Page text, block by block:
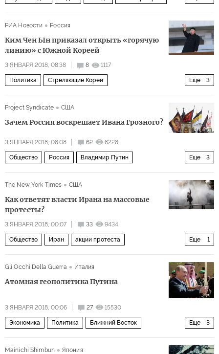
РИА Новости
Россия
Ким Чен Ын приказал открыть «горячую
линию» с Южной Кореей
3 ЯНВАРЯ 2018, 08:38 8 1117
Еще 3
Политика Стреляющие Кореи
Project Syndicate США
Зачем Россия воскрешает Ивана Грозного?
3 ЯНВАРЯ 2018, 08:08 62 8228
Еще 3
Общество Россия Владимир Путин
The New York Times США
Как ответят власти Ирана на массовые
протесты?
3 ЯНВАРЯ 2018, 00:07 33 9434
Еще 1
Общество Иран акции протеста
Gli Occhi Della Guerra
Италия
Атомная геополитика Путина
3 ЯНВАРЯ 2018, 00:06 27 15530
Еще 3
Экономика Политика Ближний Восток
Mainichi Shimbun
Япония